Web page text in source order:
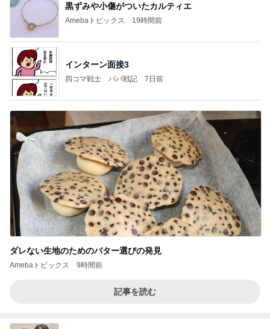
黒ずみや小傷がついたカルティエ
Amebaトピックス 19時間前
インターン面接3
四コマ戦士 パパ戦記 7日前
ダレない生地のためのバター選びの発見
Amebaトピックス 9時間前
記事を読む